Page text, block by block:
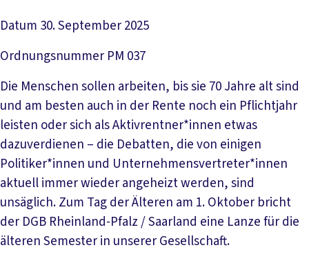
Datum 30. September 2025
Ordnungsnummer PM 037
Die Menschen sollen arbeiten, bis sie 70 Jahre alt sind
und am besten auch in der Rente noch ein Pflichtjahr
leisten oder sich als Aktivrentner*innen etwas
dazuverdienen – die Debatten, die von einigen
Politiker*innen und Unternehmensvertreter*innen
aktuell immer wieder angeheizt werden, sind
unsäglich. Zum Tag der Älteren am 1. Oktober bricht
der DGB Rheinland-Pfalz / Saarland eine Lanze für die
älteren Semester in unserer Gesellschaft.